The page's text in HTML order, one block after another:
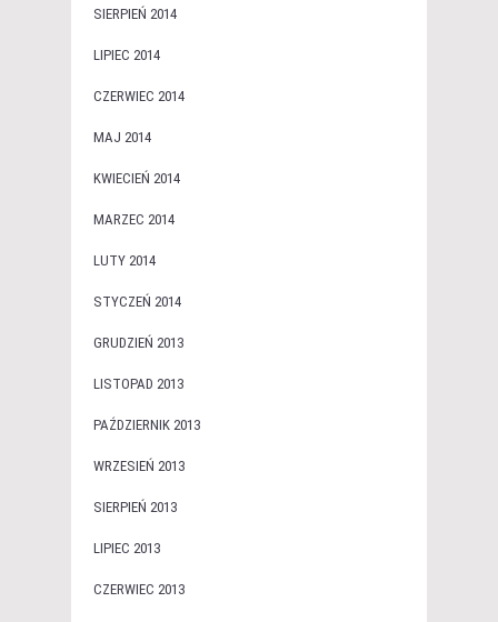
SIERPIEŃ 2014
LIPIEC 2014
CZERWIEC 2014
MAJ 2014
KWIECIEŃ 2014
MARZEC 2014
LUTY 2014
STYCZEŃ 2014
GRUDZIEŃ 2013
LISTOPAD 2013
PAŹDZIERNIK 2013
WRZESIEŃ 2013
SIERPIEŃ 2013
LIPIEC 2013
CZERWIEC 2013